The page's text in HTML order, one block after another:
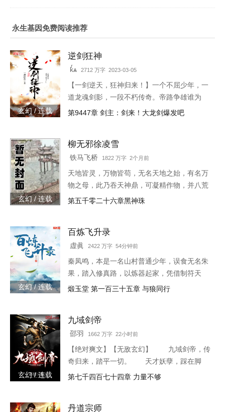
永生基因免费阅读推荐
玄幻 / 连载
逆剑狂神
kͬѧ 2712 万字 2023-03-05
【一剑逆天，狂神归来！】一个不屈少年，一
道龙魂剑影，一段不朽传奇。帝路争雄谁为
峰，唯我林轩傲苍生！3w471-25091
第9447章 剑主：剑来！大龙剑爆发吧
玄幻 / 连载
柳无邪徐凌雪
铁马飞桥 1822 万字 2个月前
天地皆灵，万物皆苟，无名天地之始，有名万
物之母，此乃吞天神鼎，可凝精作物，并八荒
之心。得此鼎，吞四海，容八荒……一代邪
第五千零二十六章黑神珠
玄幻 / 连载
百炼飞升录
虚眞 2422 万字 54分钟前
秦凤鸣，本是一名山村普通少年，误食无名朱
果，踏入修真路，以炼器起家，凭借制符天
赋，只身闯荡荆棘密布的修仙界，本一切都顺
煅玉堂 第一百三十五章 与狼同行
玄幻 / 连载
九域剑帝
邵羽 1662 万字 22小时前
【绝对爽文】【无敌玄幻】 九域剑帝，传
奇归来，踏平一切。 天才妖孽，踩在脚
下，强者大能，挥手灭杀。 人不犯我，我
第七千四百七十四章 力量不够
丹道宗师